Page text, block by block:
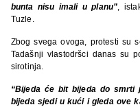
bunta nisu imali u planu” ,
Tuzle.
Zbog svega ovoga, protesti su
Tadašnji vlastodršci danas su
sirotinja.
“Bijeda će bit bijeda do
bijeda sjedi u kući i gleda ove